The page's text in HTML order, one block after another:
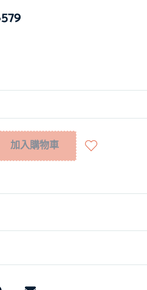
579
加入購物車